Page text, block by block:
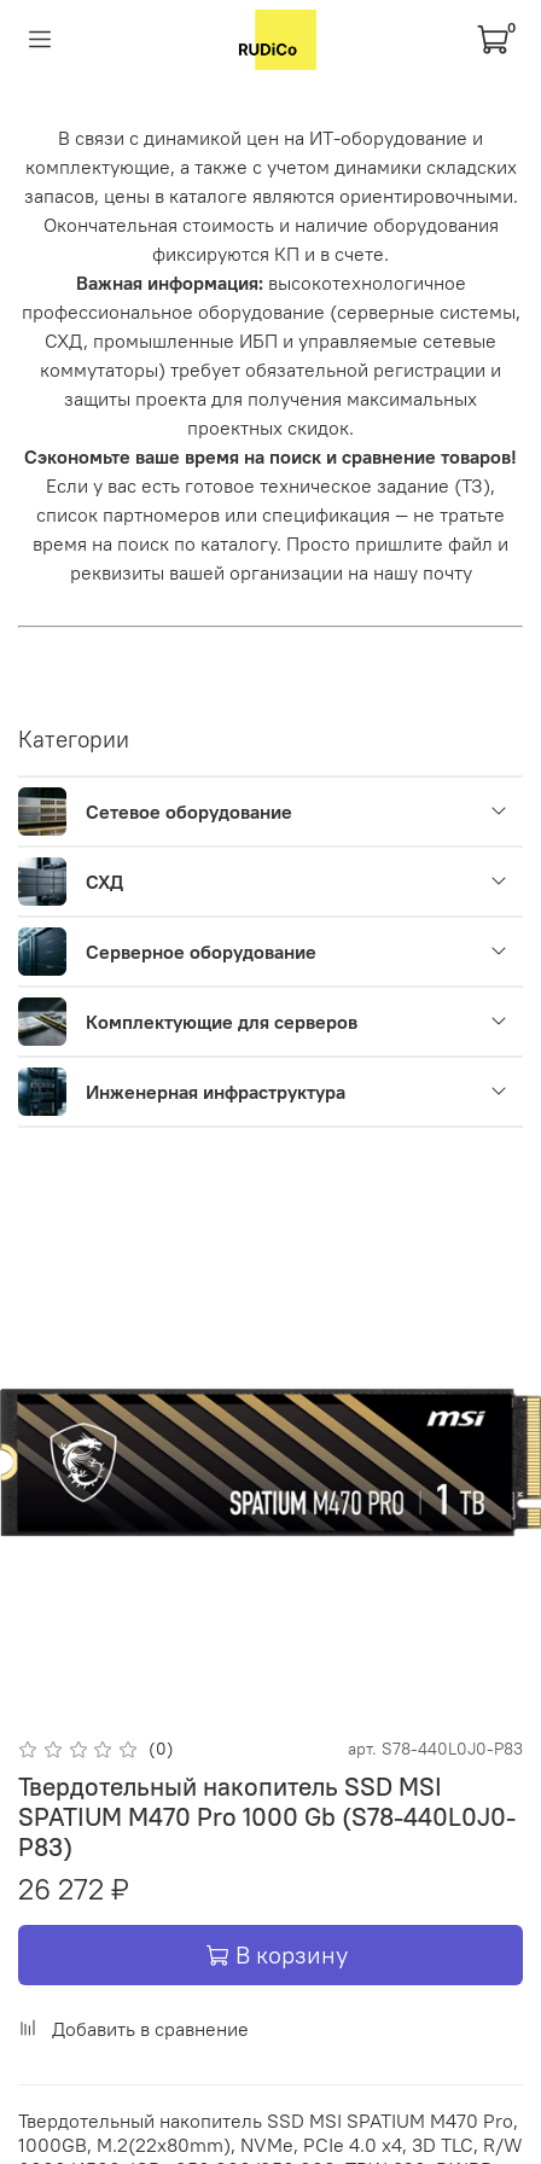
0
В связи с динамикой цен на ИТ-оборудование и
комплектующие, а также с учетом динамики складских
запасов, цены в каталоге являются ориентировочными.
Окончательная стоимость и наличие оборудования
фиксируются КП и в счете.
Важная информация: высокотехнологичное
профессиональное оборудование (серверные системы,
СХД, промышленные ИБП и управляемые сетевые
коммутаторы) требует обязательной регистрации и
защиты проекта для получения максимальных
проектных скидок.
Сэкономьте ваше время на поиск и сравнение товаров!
Если у вас есть готовое техническое задание (ТЗ),
список партномеров или спецификация — не тратьте
время на поиск по каталогу. Просто пришлите файл и
реквизиты вашей организации на нашу почту
Категории
Сетевое оборудование
СХД
Серверное оборудование
Комплектующие для серверов
Инженерная инфраструктура
(0) арт. S78-440L0J0-P83
Твердотельный накопитель SSD MSI
SPATIUM M470 Pro 1000 Gb (S78-440L0J0-
P83)
26 272 ₽
В корзину
Добавить в сравнение
Твердотельный накопитель SSD MSI SPATIUM M470 Pro,
1000GB, M.2(22x80mm), NVMe, PCIe 4.0 x4, 3D TLC, R/W